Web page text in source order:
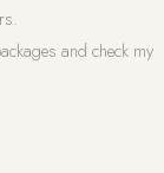
and check my